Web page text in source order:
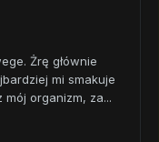
Żrę głównie
mi smakuje
organizm, za...